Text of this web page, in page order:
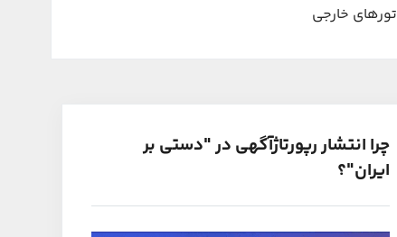
تورهای خارجی
چرا انتشار رپورتاژآگهی در "دستی بر
ایران"؟